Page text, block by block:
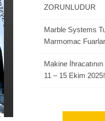
ZORUNLUDUR
Marble Systems
Marmomac
Makine
11 – 15 Ekim 2025!